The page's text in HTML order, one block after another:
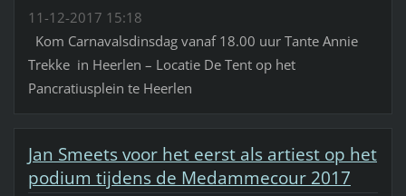
11-12-2017 15:18
Kom Carnavalsdinsdag vanaf 18.00 uur Tante Annie
Trekke in Heerlen – Locatie De Tent op het
Pancratiusplein te Heerlen
Jan Smeets voor het eerst als artiest op het
podium tijdens de Medammecour 2017